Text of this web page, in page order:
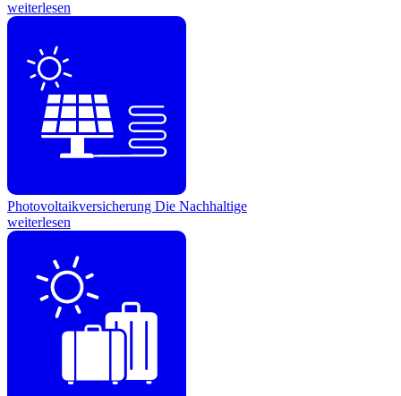
weiterlesen
Photovoltaikversicherung Die Nachhaltige
weiterlesen